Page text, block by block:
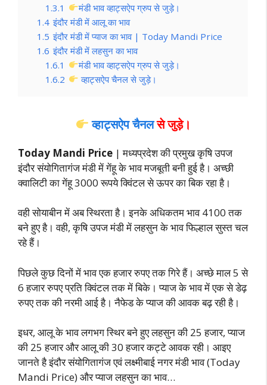
1.3.1
मंडी भाव व्हाट्सऐप ग्रुप से जुड़े।
1.4 इंदौर मंडी में आलू का भाव
1.5 इंदौर मंडी में प्याज का भाव | Today Mandi Price
1.6 इंदौर मंडी में लहसुन का भाव
1.6.1
मंडी भाव व्हाट्सऐप ग्रुप से जुड़े।
1.6.2
व्हाट्सऐप चैनल से जुड़े।
व्हाट्सऐप चैनलसे जुड़े।
Today Mandi Price | मध्यप्रदेश की प्रमुख कृषि उपज
इंदौर संयोगितागंज मंडी में गेंहू के भाव मजबूती बनी हुई है। अच्छी
क्वालिटी का गेंहू 3000 रूपये क्विंटल से ऊपर का बिक रहा है।
वही सोयाबीन में अब स्थिरता है। इनके अधिकतम भाव 4100 तक
बने हुए है। वही, कृषि उपज मंडी में लहसुन के भाव फिल्हाल सुस्त चल
रहे हैं।
पिछले कुछ दिनों में भाव एक हजार रुपए तक गिरे हैं। अच्छे माल 5 से
6 हजार रुपए प्रति क्विंटल तक में बिके। प्याज के भाव में एक से डेढ़
रुपए तक की नरमी आई है। नैफेड के प्याज की आवक बढ़ रही है।
इधर, आलू के भाव लगभग स्थिर बने हुए लहसुन की 25 हजार, प्याज
की 25 हजार और आलू की 30 हजार कट्टे आवक रही। आइए
जानते है इंदौर संयोगितागंज एवं लक्ष्मीबाई नगर मंडी भाव (Today
Mandi Price) और प्याज लहसुन का भाव…